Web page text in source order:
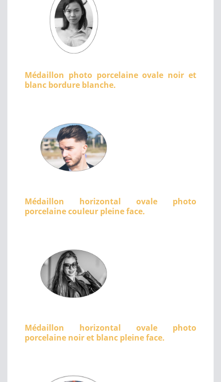
Médaillon photo porcelaine ovale noir et
blanc bordure blanche.
Médaillon horizontal ovale photo
porcelaine couleur pleine face.
Médaillon horizontal ovale photo
porcelaine noir et blanc pleine face.